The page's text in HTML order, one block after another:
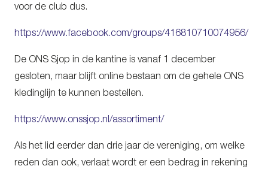
voor de club dus.
https://www.facebook.com/groups/416810710074956/
De ONS Sjop in de kantine is vanaf 1 december
gesloten, maar blijft online bestaan om de gehele ONS
kledinglijn te kunnen bestellen.
https://www.onssjop.nl/assortiment/
Als het lid eerder dan drie jaar de vereniging, om welke
reden dan ook, verlaat wordt er een bedrag in rekening